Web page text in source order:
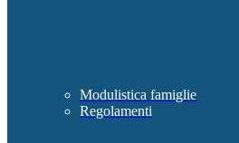
Modulistica famiglie
Regolamenti